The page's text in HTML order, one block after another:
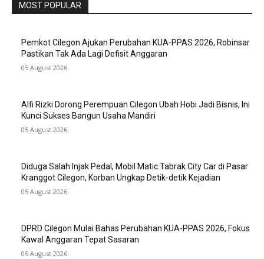
MOST POPULAR
Pemkot Cilegon Ajukan Perubahan KUA-PPAS 2026, Robinsar
Pastikan Tak Ada Lagi Defisit Anggaran
05 August 2026
Alfi Rizki Dorong Perempuan Cilegon Ubah Hobi Jadi Bisnis, Ini
Kunci Sukses Bangun Usaha Mandiri
05 August 2026
Diduga Salah Injak Pedal, Mobil Matic Tabrak City Car di Pasar
Kranggot Cilegon, Korban Ungkap Detik-detik Kejadian
05 August 2026
DPRD Cilegon Mulai Bahas Perubahan KUA-PPAS 2026, Fokus
Kawal Anggaran Tepat Sasaran
05 August 2026